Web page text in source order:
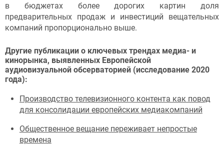
в бюджетах более дорогих картин доля
предварительных продаж и инвестиций вещательных
компаний пропорционально выше.
Другие публикации о ключевых трендах медиа- и
кинорынка, выявленных Европейской
аудиовизуальной обсерваторией (исследование 2020
года):
Производство телевизионного контента как повод
для консолидации европейских медиакомпаний
Общественное вещание переживает непростые
времена